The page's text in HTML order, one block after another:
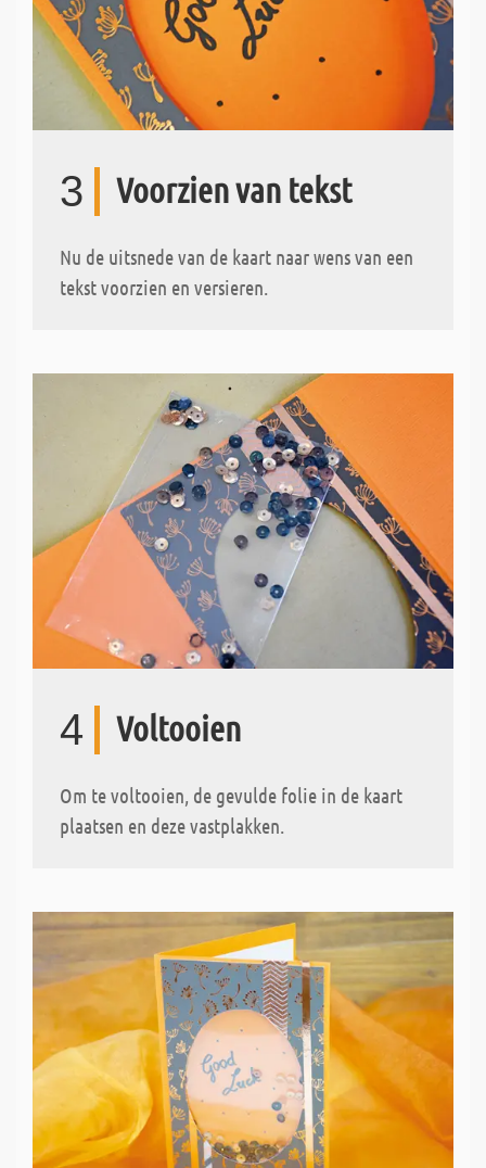
3 Voorzien van tekst
Nu de uitsnede van de kaart naar wens van een
tekst voorzien en versieren.
4 Voltooien
Om te voltooien, de gevulde folie in de kaart
plaatsen en deze vastplakken.